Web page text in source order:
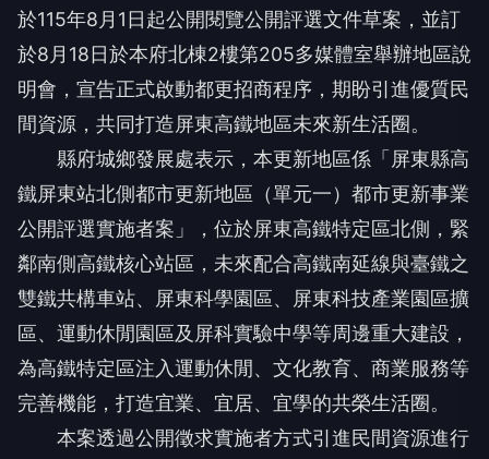
於115年8月1日起公開閱覽公開評選文件草案，並訂
於8月18日於本府北棟2樓第205多媒體室舉辦地區說
明會，宣告正式啟動都更招商程序，期盼引進優質民
間資源，共同打造屏東高鐵地區未來新生活圈。
縣府城鄉發展處表示，本更新地區係「屏東縣高
鐵屏東站北側都市更新地區（單元一）都市更新事業
公開評選實施者案」，位於屏東高鐵特定區北側，緊
鄰南側高鐵核心站區，未來配合高鐵南延線與臺鐵之
雙鐵共構車站、屏東科學園區、屏東科技產業園區擴
區、運動休閒園區及屏科實驗中學等周邊重大建設，
為高鐵特定區注入運動休閒、文化教育、商業服務等
完善機能，打造宜業、宜居、宜學的共榮生活圈。
本案透過公開徵求實施者方式引進民間資源進行